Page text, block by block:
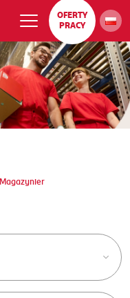
OFERTY
PRACY
Magazynier